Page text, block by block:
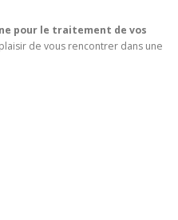
pour le traitement de vos
de vous rencontrer dans une